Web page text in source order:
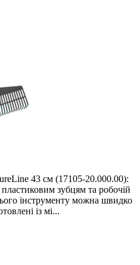
43 см (17105-20.000.00):
зубцям та робочій
інструменту можна швидко
із мі...